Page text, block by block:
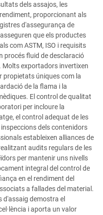
dels assajos, les
proporcionant als
d'assegurança de
que els productes
com ASTM, ISO i requisits
procés fluid de desclaració
exportadors invertixen
propietats úniques com la
de la flama i la
El control de qualitat
per incloure la
el control adequat de les
dels contenidors
estableixen alliances de
audits regulars de les
per mantenir uns nivells
integral del control de
en el rendiment del
a fallades del material.
d'assaig demostra el
i aporta un valor